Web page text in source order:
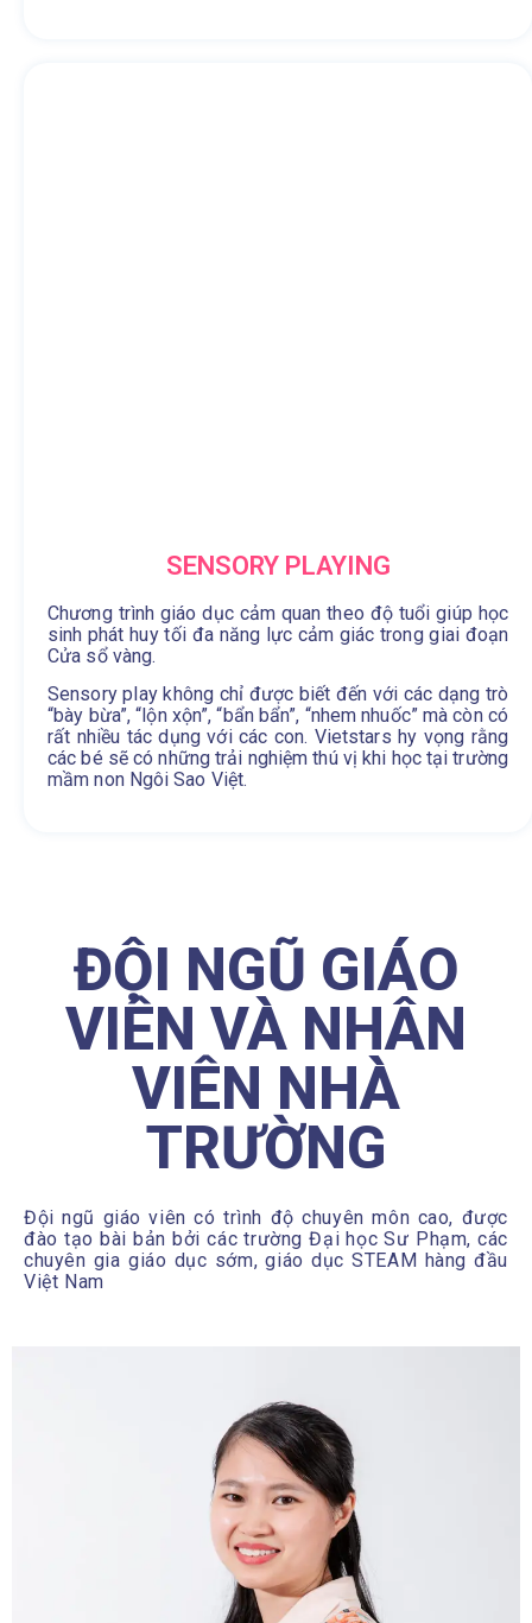
SENSORY PLAYING
Chương trình giáo dục cảm quan theo độ tuổi giúp học
sinh phát huy tối đa năng lực cảm giác trong giai đoạn
Cửa sổ vàng.
Sensory play không chỉ được biết đến với các dạng trò
“bày bừa”, “lộn xộn”, “bẩn bẩn”, “nhem nhuốc” mà còn có
rất nhiều tác dụng với các con. Vietstars hy vọng rằng
các bé sẽ có những trải nghiệm thú vị khi học tại trường
mầm non Ngôi Sao Việt.
ĐỘI NGŨ GIÁO
VIÊN VÀ NHÂN
VIÊN NHÀ
TRƯỜNG
Đội ngũ giáo viên có trình độ chuyên môn cao, được
đào tạo bài bản bởi các trường Đại học Sư Phạm, các
chuyên gia giáo dục sớm, giáo dục STEAM hàng đầu
Việt Nam